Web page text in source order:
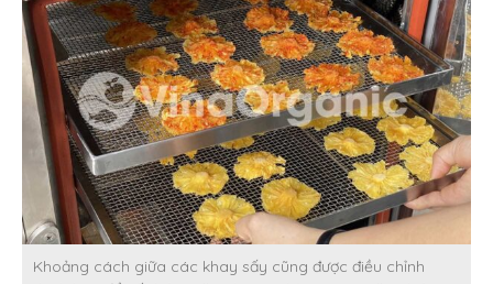
Khoảng cách giữa các khay sấy cũng được điều chỉnh